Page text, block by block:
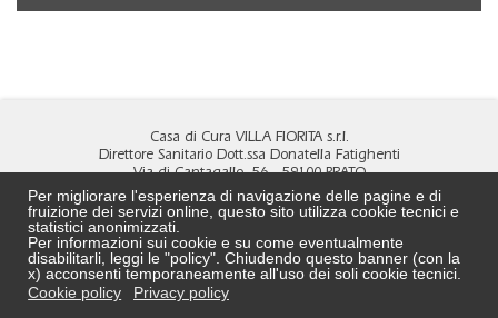
Per migliorare l'esperienza di navigazione delle pagine e di
fruizione dei servizi online, questo sito utilizza cookie tecnici e
statistici anonimizzati.
Per informazioni sui cookie e su come eventualmente
disabilitarli, leggi le "policy". Chiudendo questo banner (con la
x) acconsenti temporaneamente all'uso dei soli cookie tecnici.
Cookie policy
Privacy policy
Casa di Cura VILLA FIORITA s.r.l.
Direttore Sanitario Dott.ssa Donatella Fatighenti
Via di Cantagallo, 56 - 59100 PRATO
0574 4891 - Fax
0574 690472
MAIL:info@villa-fiorita.it
PEC:
cdcvillafiorita@pec.it
DPO:DPO@villa-fiorita.it
REA N. PO 524239 - C.F. e P.Iva 02323750972
Capitale sociale: € 500.000 i.v